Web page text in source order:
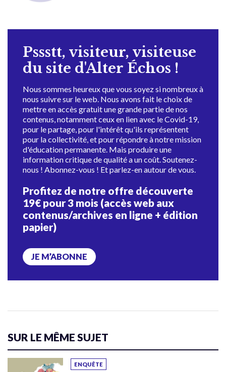
Pssstt, visiteur, visiteuse
du site d'Alter Échos !
Nous sommes heureux que vous soyez si nombreux à
nous suivre sur le web. Nous avons fait le choix de
mettre en accès gratuit une grande partie de nos
contenus, notamment ceux en lien avec le Covid-19,
pour le partage, pour l'intérêt qu'ils représentent
pour la collectivité, et pour répondre à notre mission
d'éducation permanente. Mais produire une
information critique de qualité a un coût. Soutenez-
nous ! Abonnez-vous ! Et parlez-en autour de vous.
Profitez de notre offre découverte
19€ pour 3 mois (accès web aux
contenus/archives en ligne + édition
papier)
JE M’ABONNE
SUR LE MÊME SUJET
ENQUÊTE